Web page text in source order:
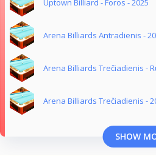
Uptown Billiard - Foros - 2025
Arena Billiards Antradienis -
Arena Billiards Trečiadienis -
Arena Billiards Trečiadienis -
SHOW